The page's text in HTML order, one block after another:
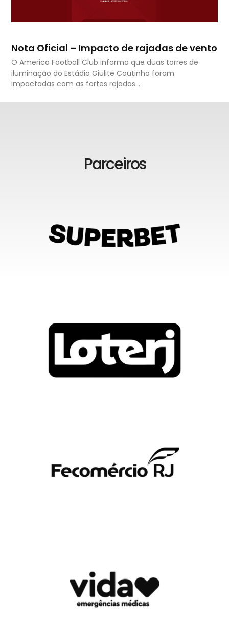
Nota Oficial – Impacto de rajadas de vento
O America Football Club informa que duas torres de
iluminação do Estádio Giulite Coutinho foram
impactadas com as fortes rajadas…
Parceiros